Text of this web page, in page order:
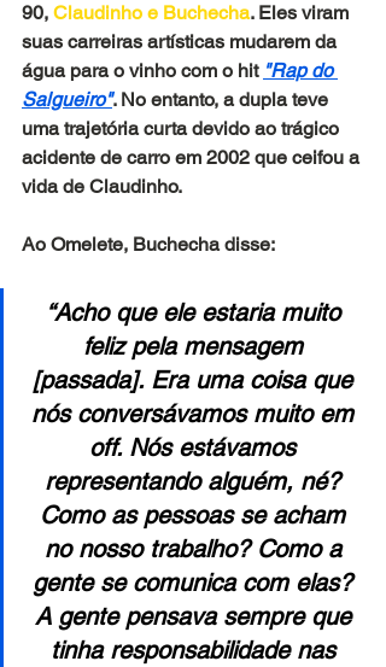
90, Claudinho e Buchecha. Eles viram
suas carreiras artísticas mudarem da
água para o vinho com o hit "Rap do
Salgueiro". No entanto, a dupla teve
uma trajetória curta devido ao trágico
acidente de carro em 2002 que ceifou a
vida de Claudinho.
Ao Omelete, Buchecha disse:
“Acho que ele estaria muito
feliz pela mensagem
[passada]. Era uma coisa que
nós conversávamos muito em
off. Nós estávamos
representando alguém, né?
Como as pessoas se acham
no nosso trabalho? Como a
gente se comunica com elas?
A gente pensava sempre que
tinha responsabilidade nas